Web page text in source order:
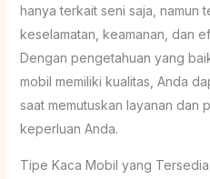
hanya terkait seni saja, namun
keselamatan, keamanan, dan
Dengan pengetahuan yang
mobil memiliki kualitas, Anda
saat memutuskan layanan dan
keperluan Anda.
Tipe Kaca Mobil yang Tersedia